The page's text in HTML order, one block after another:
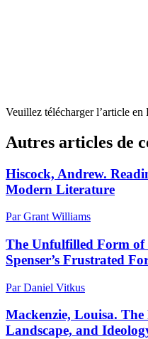
Veuillez télécharger l’article
Autres articles de
Hiscock, Andrew.
Modern Literature
Par Grant Williams
The Unfulfilled Form of
Spenser’s Frustrated
Par Daniel Vitkus
Mackenzie, Louisa.
Landscape, and